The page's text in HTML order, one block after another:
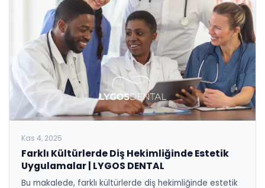
Kas 4, 2025
Farklı Kültürlerde Diş Hekimliğinde Estetik
Uygulamalar | LYGOS DENTAL
Bu makalede, farklı kültürlerde diş hekimliğinde estetik